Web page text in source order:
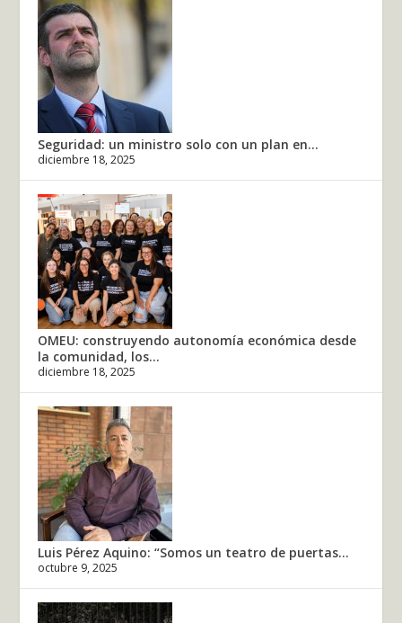
Seguridad: un ministro solo con un plan en...
diciembre 18, 2025
OMEU: construyendo autonomía económica desde
la comunidad, los...
diciembre 18, 2025
Luis Pérez Aquino: “Somos un teatro de puertas...
octubre 9, 2025